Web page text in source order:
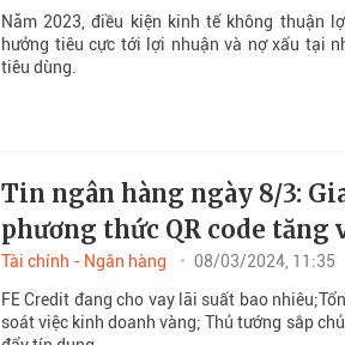
Năm 2023, điều kiện kinh tế không thuận
hưởng tiêu cực tới lợi nhuận và nợ xấu tại
tiêu dùng.
Tin ngân hàng ngày 8/3:
phương thức QR code tăng
Tài chính - Ngân hàng
08/03/2024, 11:35
FE Credit đang cho vay lãi suất bao
soát việc kinh doanh vàng; Thủ tướng sắp